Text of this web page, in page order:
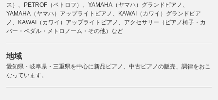
ス）、PETROF（ペトロフ）、YAMAHA（ヤマハ）グランドピアノ、
YAMAHA（ヤマハ）アップライトピアノ、KAWAI（カワイ）グランドピア
ノ、KAWAI（カワイ）アップライトピアノ、アクセサリー（ピアノ椅子・カ
バー・ペダル・メトロノーム・その他）など
地域
愛知県・岐阜県・三重県を中心に新品ピアノ、中古ピアノの販売、調律をおこ
なっています。